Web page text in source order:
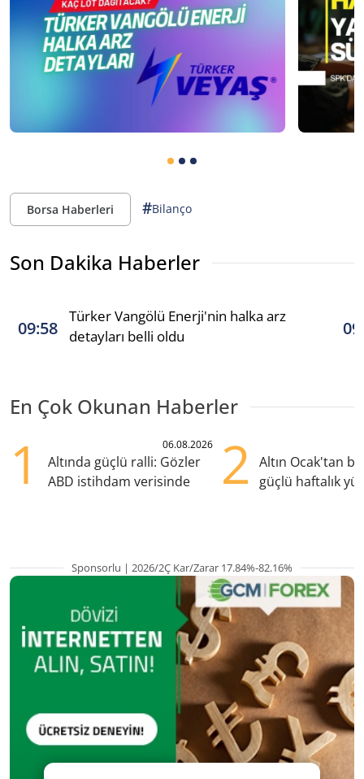
Borsa Haberleri #Bilanço
Son Dakika Haberler
09:58
Türker Vangölü Enerji'nin halka arz
detayları belli oldu
En Çok Okunan Haberler
1 06.08.2026
Altında güçlü ralli: Gözler
ABD istihdam verisinde
2
Altın Ocak'tan
güçlü haftalık
Sponsorlu | 2026/2Ç Kar/Zarar 17.84%-82.16%